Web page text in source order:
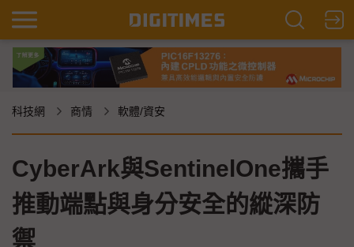
科技網 商情 軟體/資安
CyberArk與SentinelOne攜手
推動端點與身分安全的縱深防
禦